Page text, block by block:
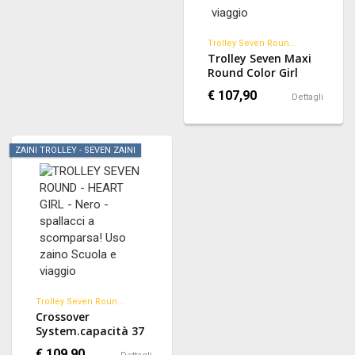
Trolley Seven Roun...
Trolley Seven Maxi
Round Color Girl
Capacità 37 Lt
€ 107,90 Dettagli
ZAINI TROLLEY - SEVEN ZAINI
Trolley Seven Roun...
Crossover
System.capacità 37
Lt Dimensioni 50 X